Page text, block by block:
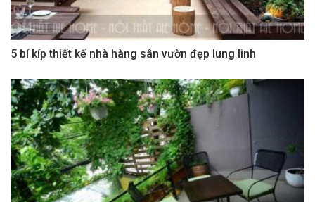
5 bí kíp thiết kế nhà hàng sân vườn đẹp lung linh